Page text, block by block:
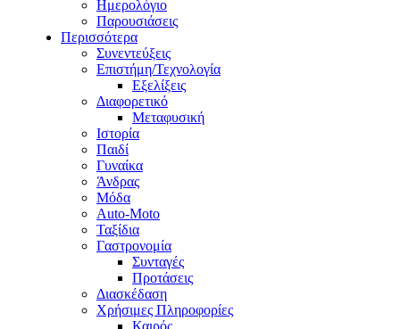
Ημερολόγιο
Παρουσιάσεις
Περισσότερα
Συνεντεύξεις
Επιστήμη/Τεχνολογία
Εξελίξεις
Διαφορετικό
Μεταφυσική
Ιστορία
Παιδί
Γυναίκα
Άνδρας
Μόδα
Auto-Moto
Ταξίδια
Γαστρονομία
Συνταγές
Προτάσεις
Διασκέδαση
Χρήσιμες Πληροφορίες
Καιρός